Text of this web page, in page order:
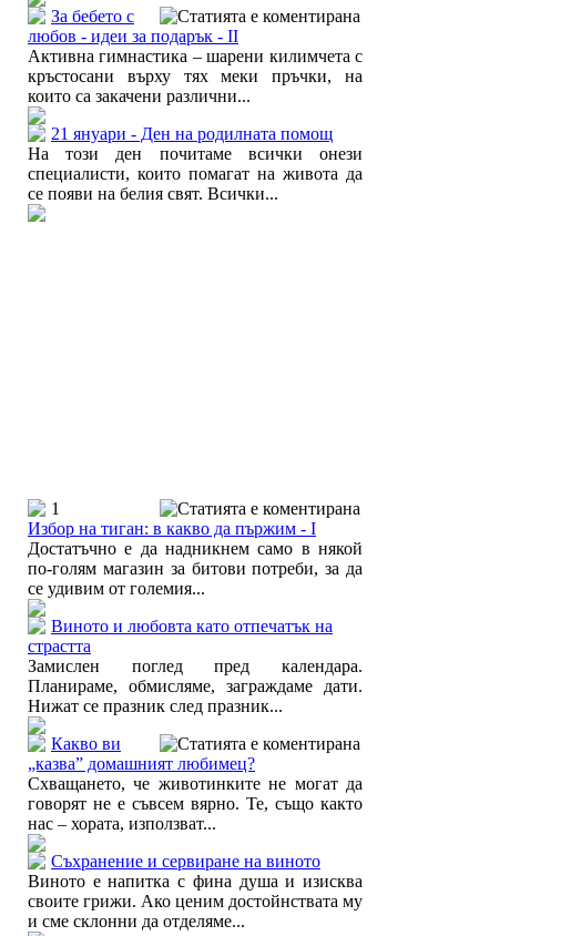
За бебето с
любов - идеи за подарък - II
Активна гимнастика – шарени килимчета с
кръстосани върху тях меки пръчки, на
които са закачени различни...
21 януари - Ден на родилната помощ
На този ден почитаме всички онези
специалисти, които помагат на живота да
се появи на белия свят. Всички...
1
Избор на тиган: в какво да пържим - I
Достатъчно е да надникнем само в някой
по-голям магазин за битови потреби, за да
се удивим от големия...
Виното и любовта като отпечатък на
страстта
Замислен поглед пред календара.
Планирамe, обмислямe, заграждамe дати.
Нижат се празник след празник...
Какво ви
„казва” домашният любимец?
Схващането, че животинките не могат да
говорят не е съвсем вярно. Те, също както
нас – хората, използват...
Съхранение и сервиране на виното
Виното е напитка с фина душа и изисква
своите грижи. Ако ценим достойнствата му
и сме склонни да отделяме...